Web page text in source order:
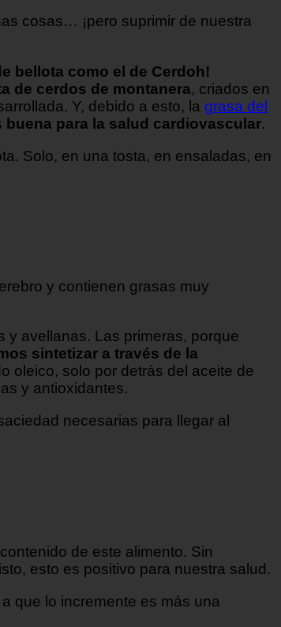
cosas… ¡pero suprimir de nuestra
bellota como el de Cerdoh!
de cerdos de montanera, criados en
Y, debido a esto, la grasa del
buena para la salud cardiovascular.
Solo, en una tosta, en ensaladas, en
y contienen grasas muy
y avellanas. Las primeras, porque
sintetizar a través de la
oleico, solo por detrás del aceite de
y antioxidantes.
necesarias para llegar al
de este alimento. Sin
esto es positivo para nuestra salud.
que lo incremente es más una